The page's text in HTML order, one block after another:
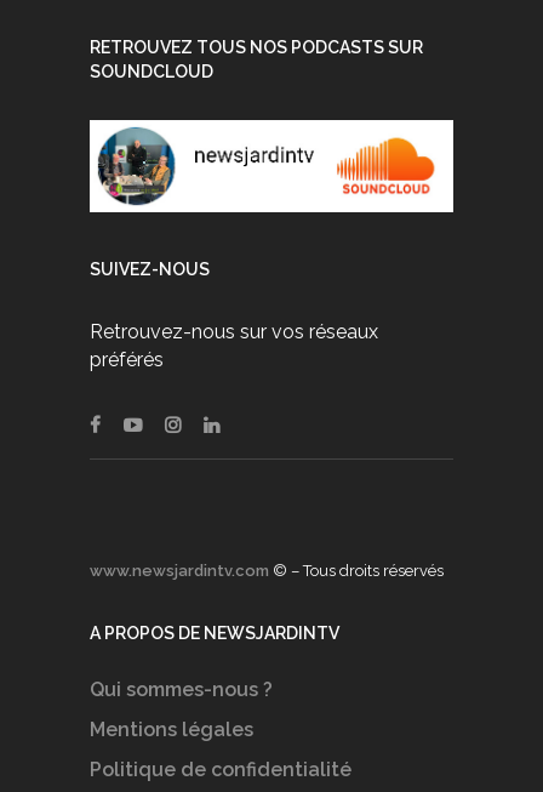
RETROUVEZ TOUS NOS PODCASTS SUR
SOUNDCLOUD
SUIVEZ-NOUS
Retrouvez-nous sur vos réseaux
préférés
www.newsjardintv.com © – Tous droits réservés
A PROPOS DE NEWSJARDINTV
Qui sommes-nous ?
Mentions légales
Politique de confidentialité